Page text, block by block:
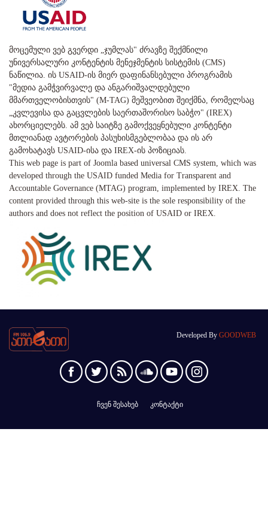
მოცემული ვებ გვერდი „ჯუმლას" ძრავზე შექმნილი
უნივერსალური კონტენტის მენეჯმენტის სისტემის (CMS)
ნაწილია. ის USAID-ის მიერ დაფინანსებული პროგრამის
"მედია გამჭვირვალე და ანგარიშვალდებული
მმართველობისთვის" (M-TAG) მეშვეობით შეიქმნა, რომელსაც
„კვლევისა და გაცვლების საერთაშორისო საბჭო" (IREX)
ახორციელებს. ამ ვებ საიტზე გამოქვეყნებული კონტენტი
მთლიანად ავტორების პასუხისმგებლობაა და ის არ
გამოხატავს USAID-ისა და IREX-ის პოზიციას.
This web page is part of Joomla based universal CMS system, which was
developed through the USAID funded Media for Transparent and
Accountable Governance (MTAG) program, implemented by IREX. The
content provided through this web-site is the sole responsibility of the
authors and does not reflect the position of USAID or IREX.
Developed By GOODWEB
ჩვენ შესახებ კონტაქტი